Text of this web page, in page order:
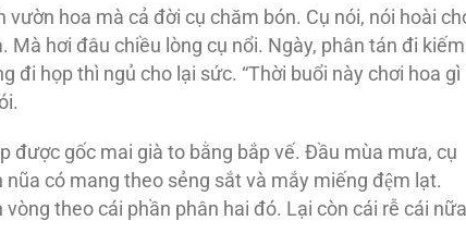
hoa mà cả đời cụ chăm bón. Cụ nói, nói hoài
hơi đâu chiều lòng cụ nổi. Ngày, phân tán đi kiếm
đi họp thì ngủ cho lại sức. “Thời buổi này chơi hoa gì
được gốc mai già to bằng bắp vế. Đầu mùa mưa, cụ
có mang theo sẻng sắt và mắy miếng đệm lạt.
theo cái phần phân hai đó. Lại còn cái rễ cái nữa